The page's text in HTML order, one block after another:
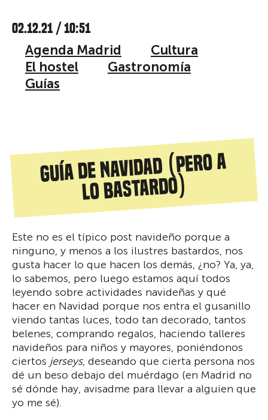
02.12.21 / 10:51
Agenda Madrid
Cultura
El hostel
Gastronomía
Guías
Guía de Navidad (pero a
lo bastardo)
Este no es el típico post navideño porque a
ninguno, y menos a los ilustres bastardos, nos
gusta hacer lo que hacen los demás, ¿no? Ya, ya,
lo sabemos, pero luego estamos aquí todos
leyendo sobre actividades navideñas y qué
hacer en Navidad porque nos entra el gusanillo
viendo tantas luces, todo tan decorado, tantos
belenes, comprando regalos, haciendo talleres
navideños para niños y mayores, poniéndonos
ciertos jerseys, deseando que cierta persona nos
dé un beso debajo del muérdago (en Madrid no
sé dónde hay, avisadme para llevar a alguien que
yo me sé).